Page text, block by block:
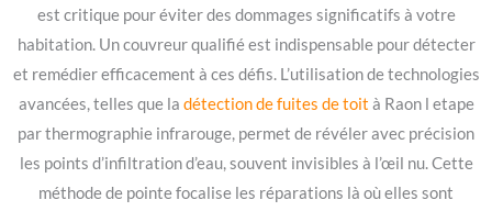
est critique pour éviter des dommages significatifs à votre
habitation. Un couvreur qualifié est indispensable pour détecter
et remédier efficacement à ces défis. L’utilisation de technologies
avancées, telles que la détection de fuites de toit à Raon l etape
par thermographie infrarouge, permet de révéler avec précision
les points d’infiltration d’eau, souvent invisibles à l’œil nu. Cette
méthode de pointe focalise les réparations là où elles sont